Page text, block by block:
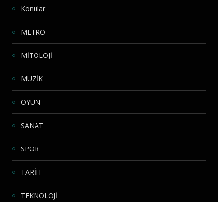
Konular
METRO
MİTOLOJİ
MÜZİK
OYUN
SANAT
SPOR
TARİH
TEKNOLOJİ